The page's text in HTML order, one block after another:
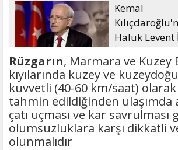
Kemal
Haluk Levent
İlgili
Rüzgarın, Marmara ve Kuzey
kıyılarında kuzey ve
kuvvetli (40-60 km/saat) olarak
tahmin edildiğinden ulaşımda
çatı uçması ve kar savrulması
olumsuzluklara karşı dikkatli
olunmalıdır